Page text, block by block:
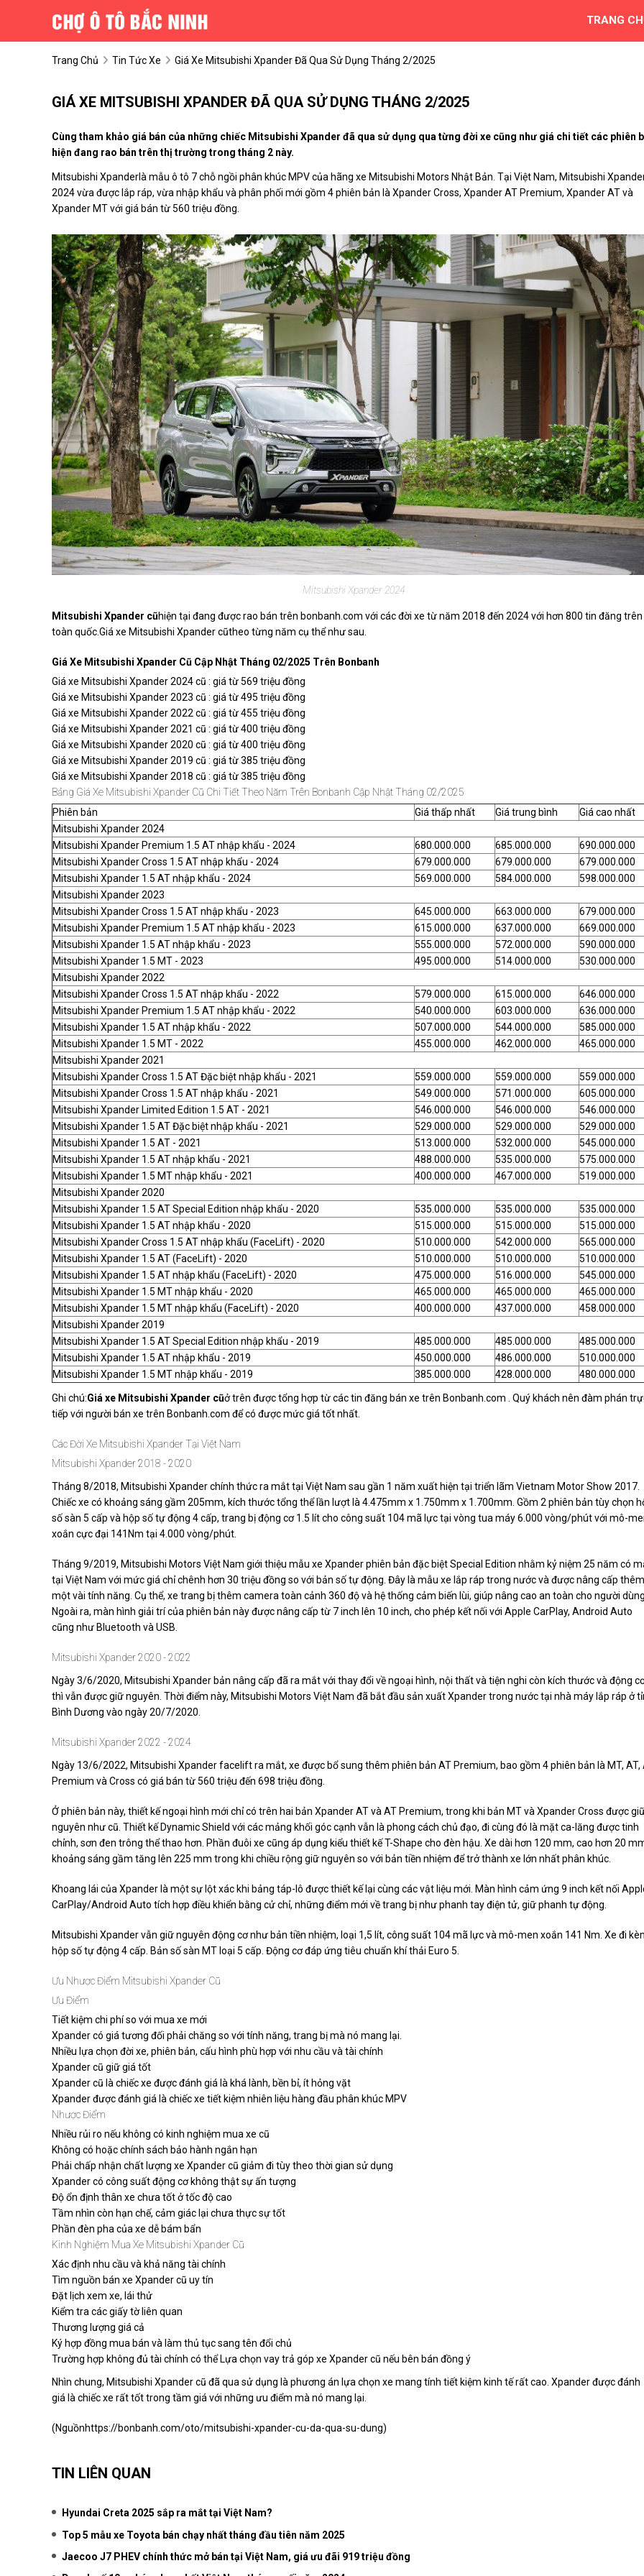
TRANG
Trang Chủ Tin Tức Xe Giá Xe Mitsubishi Xpander Đã Qua Sử Dụng Tháng 2/2025
GIÁ XE MITSUBISHI XPANDER ĐÃ QUA SỬ DỤNG THÁNG 2/2025
Cùng tham khảo giá bán của những chiếc Mitsubishi Xpander đã qua sử dụng qua từng đời xe cũng như giá chi tiết các phiên
hiện đang rao bán trên thị trường trong tháng 2 này.
Mitsubishi Xpanderlà mẫu ô tô 7 chỗ ngồi phân khúc MPV của hãng xe Mitsubishi Motors Nhật Bản. Tại Việt Nam, Mitsubishi
2024 vừa được lắp ráp, vừa nhập khẩu và phân phối mới gồm 4 phiên bản là Xpander Cross, Xpander AT Premium, Xpander AT và
Xpander MT với giá bán từ 560 triệu đồng.
Mitsubishi Xpander 2024
Mitsubishi Xpander cũhiện tại đang được rao bán trên bonbanh.com với các đời xe từ năm 2018 đến 2024 với hơn 800 tin đăng trên
toàn quốc.Giá xe Mitsubishi Xpander cũtheo từng năm cụ thể như sau.
Giá Xe Mitsubishi Xpander Cũ Cập Nhật Tháng 02/2025 Trên Bonbanh
Giá xe Mitsubishi Xpander 2024 cũ : giá từ 569 triệu đồng
Giá xe Mitsubishi Xpander 2023 cũ : giá từ 495 triệu đồng
Giá xe Mitsubishi Xpander 2022 cũ : giá từ 455 triệu đồng
Giá xe Mitsubishi Xpander 2021 cũ : giá từ 400 triệu đồng
Giá xe Mitsubishi Xpander 2020 cũ : giá từ 400 triệu đồng
Giá xe Mitsubishi Xpander 2019 cũ : giá từ 385 triệu đồng
Giá xe Mitsubishi Xpander 2018 cũ : giá từ 385 triệu đồng
Bảng Giá Xe Mitsubishi Xpander Cũ Chi Tiết Theo Năm Trên Bonbanh Cập Nhật Tháng 02/2025
Phiên bản
Giá thấp nhất Giá trung bình
Giá cao nhất
Mitsubishi Xpander 2024
Mitsubishi Xpander Premium 1.5 AT nhập khẩu - 2024
680.000.000 685.000.000
690.000.000
Mitsubishi Xpander Cross 1.5 AT nhập khẩu - 2024
679.000.000 679.000.000
679.000.000
Mitsubishi Xpander 1.5 AT nhập khẩu - 2024
569.000.000 584.000.000
598.000.000
Mitsubishi Xpander 2023
Mitsubishi Xpander Cross 1.5 AT nhập khẩu - 2023
645.000.000 663.000.000
679.000.000
Mitsubishi Xpander Premium 1.5 AT nhập khẩu - 2023
615.000.000 637.000.000
669.000.000
Mitsubishi Xpander 1.5 AT nhập khẩu - 2023
555.000.000 572.000.000
590.000.000
Mitsubishi Xpander 1.5 MT - 2023
495.000.000 514.000.000
530.000.000
Mitsubishi Xpander 2022
Mitsubishi Xpander Cross 1.5 AT nhập khẩu - 2022
579.000.000 615.000.000
646.000.000
Mitsubishi Xpander Premium 1.5 AT nhập khẩu - 2022
540.000.000 603.000.000
636.000.000
Mitsubishi Xpander 1.5 AT nhập khẩu - 2022
507.000.000 544.000.000
585.000.000
Mitsubishi Xpander 1.5 MT - 2022
455.000.000 462.000.000
465.000.000
Mitsubishi Xpander 2021
Mitsubishi Xpander Cross 1.5 AT Đặc biệt nhập khẩu - 2021
559.000.000 559.000.000
559.000.000
Mitsubishi Xpander Cross 1.5 AT nhập khẩu - 2021
549.000.000 571.000.000
605.000.000
Mitsubishi Xpander Limited Edition 1.5 AT - 2021
546.000.000 546.000.000
546.000.000
Mitsubishi Xpander 1.5 AT Đặc biệt nhập khẩu - 2021
529.000.000 529.000.000
529.000.000
Mitsubishi Xpander 1.5 AT - 2021
513.000.000 532.000.000
545.000.000
Mitsubishi Xpander 1.5 AT nhập khẩu - 2021
488.000.000 535.000.000
575.000.000
Mitsubishi Xpander 1.5 MT nhập khẩu - 2021
400.000.000 467.000.000
519.000.000
Mitsubishi Xpander 2020
Mitsubishi Xpander 1.5 AT Special Edition nhập khẩu - 2020
535.000.000 535.000.000
535.000.000
Mitsubishi Xpander 1.5 AT nhập khẩu - 2020
515.000.000 515.000.000
515.000.000
Mitsubishi Xpander Cross 1.5 AT nhập khẩu (FaceLift) - 2020
510.000.000 542.000.000
565.000.000
Mitsubishi Xpander 1.5 AT (FaceLift) - 2020
510.000.000 510.000.000
510.000.000
Mitsubishi Xpander 1.5 AT nhập khẩu (FaceLift) - 2020
475.000.000 516.000.000
545.000.000
Mitsubishi Xpander 1.5 MT nhập khẩu - 2020
465.000.000 465.000.000
465.000.000
Mitsubishi Xpander 1.5 MT nhập khẩu (FaceLift) - 2020
400.000.000 437.000.000
458.000.000
Mitsubishi Xpander 2019
Mitsubishi Xpander 1.5 AT Special Edition nhập khẩu - 2019
485.000.000 485.000.000
485.000.000
Mitsubishi Xpander 1.5 AT nhập khẩu - 2019
450.000.000 486.000.000
510.000.000
Mitsubishi Xpander 1.5 MT nhập khẩu - 2019
385.000.000 428.000.000 480.000.000
Ghi chú:Giá xe Mitsubishi Xpander cũở trên được tổng hợp từ các tin đăng bán xe trên Bonbanh.com . Quý khách nên đàm phán
tiếp với người bán xe trên Bonbanh.com để có được mức giá tốt nhất.
Các Đời Xe Mitsubishi Xpander Tại Việt Nam
Mitsubishi Xpander 2018 - 2020
Tháng 8/2018, Mitsubishi Xpander chính thức ra mắt tại Việt Nam sau gần 1 năm xuất hiện tại triển lãm Vietnam Motor Show 2017.
Chiếc xe có khoảng sáng gầm 205mm, kích thước tổng thể lần lượt là 4.475mm x 1.750mm x 1.700mm. Gồm 2 phiên bản tùy chọn
số sàn 5 cấp và hộp số tự động 4 cấp, trang bị động cơ 1.5 lít cho công suất 104 mã lực tại vòng tua máy 6.000 vòng/phút với mô-
xoắn cực đại 141Nm tại 4.000 vòng/phút.
Tháng 9/2019, Mitsubishi Motors Việt Nam giới thiệu mẫu xe Xpander phiên bản đặc biệt Special Edition nhằm kỷ niệm 25 năm có
tại Việt Nam với mức giá chỉ chênh hơn 30 triệu đồng so với bản số tự động. Đây là mẫu xe lắp ráp trong nước và được nâng cấp thêm
một vài tính năng. Cụ thể, xe trang bị thêm camera toàn cảnh 360 độ và hệ thống cảm biến lùi, giúp nâng cao an toàn cho người dùng.
Ngoài ra, màn hình giải trí của phiên bản này được nâng cấp từ 7 inch lên 10 inch, cho phép kết nối với Apple CarPlay, Android Auto
cũng như Bluetooth và USB.
Mitsubishi Xpander 2020 - 2022
Ngày 3/6/2020, Mitsubishi Xpander bản nâng cấp đã ra mắt với thay đổi về ngoại hình, nội thất và tiện nghi còn kích thước và động
thì vẫn được giữ nguyên. Thời điểm này, Mitsubishi Motors Việt Nam đã bắt đầu sản xuất Xpander trong nước tại nhà máy lắp ráp ở
Bình Dương vào ngày 20/7/2020.
Mitsubishi Xpander 2022 - 2024
Ngày 13/6/2022, Mitsubishi Xpander facelift ra mắt, xe được bổ sung thêm phiên bản AT Premium, bao gồm 4 phiên bản là MT, AT,
Premium và Cross có giá bán từ 560 triệu đến 698 triệu đồng.
Ở phiên bản này, thiết kế ngoại hình mới chỉ có trên hai bản Xpander AT và AT Premium, trong khi bản MT và Xpander Cross được
nguyên như cũ. Thiết kế Dynamic Shield với các mảng khối góc cạnh vẫn là phong cách chủ đạo, đi cùng đó là mặt ca-lăng được tinh
chỉnh, sơn đen trông thể thao hơn. Phần đuôi xe cũng áp dụng kiểu thiết kế T-Shape cho đèn hậu. Xe dài hơn 120 mm, cao hơn 20
khoảng sáng gầm tăng lên 225 mm trong khi chiều rộng giữ nguyên so với bản tiền nhiệm để trở thành xe lớn nhất phân khúc.
Khoang lái của Xpander là một sự lột xác khi bảng táp-lô được thiết kế lại cùng các vật liệu mới. Màn hình cảm ứng 9 inch kết nối
CarPlay/Android Auto tích hợp điều khiển bằng cử chỉ, những điểm mới về trang bị như phanh tay điện tử, giữ phanh tự động.
Mitsubishi Xpander vẫn giữ nguyên động cơ như bản tiền nhiệm, loại 1,5 lít, công suất 104 mã lực và mô-men xoắn 141 Nm. Xe đi
hộp số tự động 4 cấp. Bản số sàn MT loại 5 cấp. Động cơ đáp ứng tiêu chuẩn khí thải Euro 5.
Ưu Nhược Điểm Mitsubishi Xpander Cũ
Ưu Điểm
Tiết kiệm chi phí so với mua xe mới
Xpander có giá tương đối phải chăng so với tính năng, trang bị mà nó mang lại.
Nhiều lựa chọn đời xe, phiên bản, cấu hình phù hợp với nhu cầu và tài chính
Xpander cũ giữ giá tốt
Xpander cũ là chiếc xe được đánh giá là khá lành, bền bỉ, ít hỏng vặt
Xpander được đánh giá là chiếc xe tiết kiệm nhiên liệu hàng đầu phân khúc MPV
Nhược Điểm
Nhiều rủi ro nếu không có kinh nghiệm mua xe cũ
Không có hoặc chính sách bảo hành ngắn hạn
Phải chấp nhận chất lượng xe Xpander cũ giảm đi tùy theo thời gian sử dụng
Xpander có công suất động cơ không thật sự ấn tượng
Độ ổn định thân xe chưa tốt ở tốc độ cao
Tầm nhìn còn hạn chế, cảm giác lại chưa thực sự tốt
Phần đèn pha của xe dễ bám bẩn
Kinh Nghiệm Mua Xe Mitsubishi Xpander Cũ
Xác định nhu cầu và khả năng tài chính
Tìm nguồn bán xe Xpander cũ uy tín
Đặt lịch xem xe, lái thử
Kiểm tra các giấy tờ liên quan
Thương lượng giá cả
Ký hợp đồng mua bán và làm thủ tục sang tên đổi chủ
Trường hợp không đủ tài chính có thể Lựa chọn vay trả góp xe Xpander cũ nếu bên bán đồng ý
Nhìn chung, Mitsubishi Xpander cũ đã qua sử dụng là phương án lựa chọn xe mang tính tiết kiệm kinh tế rất cao. Xpander được đánh
giá là chiếc xe rất tốt trong tầm giá với những ưu điểm mà nó mang lại.
(Nguồnhttps://bonbanh.com/oto/mitsubishi-xpander-cu-da-qua-su-dung)
TIN LIÊN QUAN
Hyundai Creta 2025 sắp ra mắt tại Việt Nam?
Top 5 mẫu xe Toyota bán chạy nhất tháng đầu tiên năm 2025
Jaecoo J7 PHEV chính thức mở bán tại Việt Nam, giá ưu đãi 919 triệu đồng